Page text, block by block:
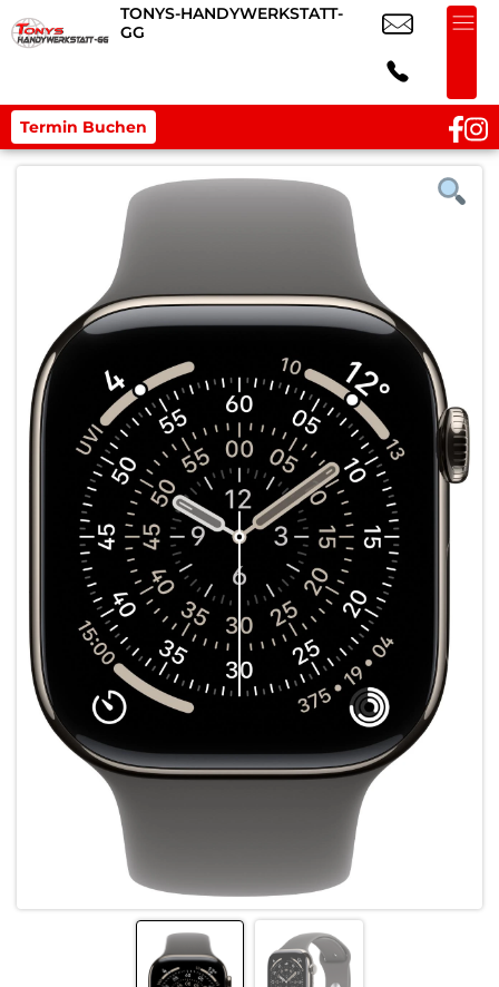
TONYS-HANDYWERKSTATT-
GG
Termin Buchen